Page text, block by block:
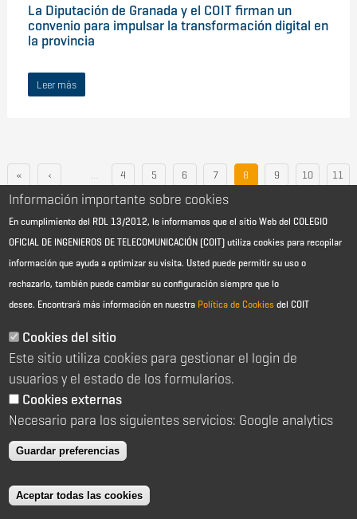
La Diputación de Granada y el COIT firman un
convenio para impulsar la transformación digital en
la provincia
Leer más
« ‹ … 4 5 6 7 8 9 10 11
12 …
Aviso Legal - Información general
Política de cookies
Política de reembolso
Sitemap
C/ Almagro 2 1º Izqda 28010 Madrid
91 391 10 66
coit@coit.es
Información importante sobre cookies
En cumplimiento del RDL 13/2012, le informamos que el sitio Web del COLEGIO
OFICIAL DE INGENIEROS DE TELECOMUNICACIÓN (COIT) utiliza cookies para recopilar
información que ayuda a optimizar su visita. Usted puede permitir su uso o
rechazarlo, también puede cambiar su configuración siempre que lo
desee. Encontrará más información en nuestra Política de Cookies del COIT
Cookies del sitio
Este sitio utiliza cookies para gestionar el login de
usuarios y el estado de los formularios.
Cookies externas
Necesario para los siguientes servicios: Google analytics
Guardar preferencias
Aceptar todas las cookies